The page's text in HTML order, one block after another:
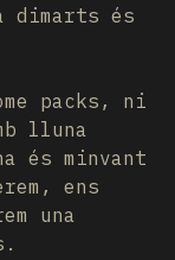
dimarts és
packs, ni
lluna
és minvant
ens
una